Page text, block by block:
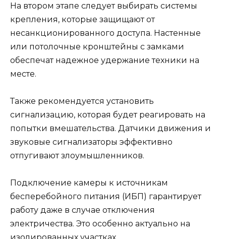
На втором этапе следует выбирать системы
крепления, которые защищают от
несанкционированного доступа. Настенные
или потолочные кронштейны с замками
обеспечат надежное удержание техники на
месте.
Также рекомендуется установить
сигнализацию, которая будет реагировать на
попытки вмешательства. Датчики движения и
звуковые сигнализаторы эффективно
отпугивают злоумышленников.
Подключение камеры к источникам
бесперебойного питания (ИБП) гарантирует
работу даже в случае отключения
электричества. Это особенно актуально на